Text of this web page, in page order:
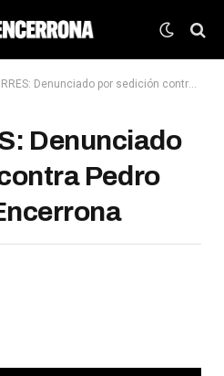
Denunciado por sedición contra Pedro Castillo #LaEncerrona
Denunciado
Pedro